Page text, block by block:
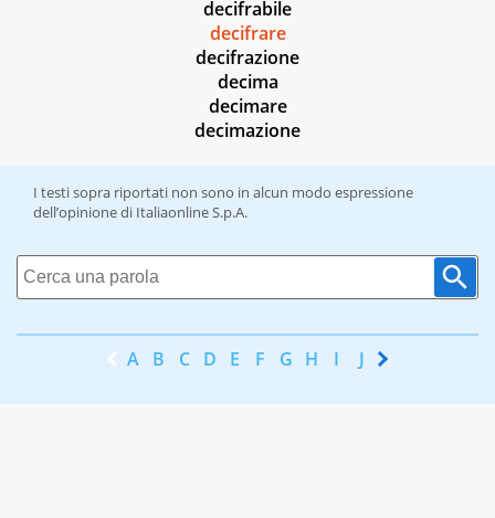
decifrabile
decifrare
decifrazione
decima
decimare
decimazione
I testi sopra riportati non sono in alcun modo espressione
dell’opinione di Italiaonline S.p.A.
A B C D E F G H I J K